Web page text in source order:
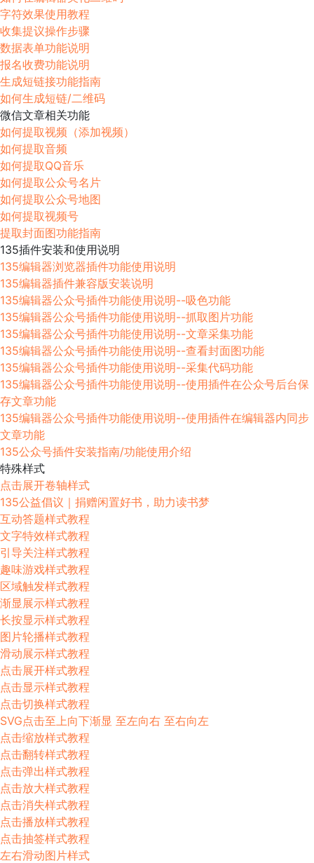
字符效果使用教程
收集提议操作步骤
数据表单功能说明
报名收费功能说明
生成短链接功能指南
如何生成短链/二维码
微信文章相关功能
如何提取视频（添加视频）
如何提取音频
如何提取QQ音乐
如何提取公众号名片
如何提取公众号地图
如何提取视频号
提取封面图功能指南
135插件安装和使用说明
135编辑器浏览器插件功能使用说明
135编辑器插件兼容版安装说明
135编辑器公众号插件功能使用说明--吸色功能
135编辑器公众号插件功能使用说明--抓取图片功能
135编辑器公众号插件功能使用说明--文章采集功能
135编辑器公众号插件功能使用说明--查看封面图功能
135编辑器公众号插件功能使用说明--采集代码功能
135编辑器公众号插件功能使用说明--使用插件在公众号后台保
存文章功能
135编辑器公众号插件功能使用说明--使用插件在编辑器内同步
文章功能
135公众号插件安装指南/功能使用介绍
特殊样式
点击展开卷轴样式
135公益倡议｜捐赠闲置好书，助力读书梦
互动答题样式教程
文字特效样式教程
引导关注样式教程
趣味游戏样式教程
区域触发样式教程
渐显展示样式教程
长按显示样式教程
图片轮播样式教程
滑动展示样式教程
点击展开样式教程
点击显示样式教程
点击切换样式教程
SVG点击至上向下渐显 至左向右 至右向左
点击缩放样式教程
点击翻转样式教程
点击弹出样式教程
点击放大样式教程
点击消失样式教程
点击播放样式教程
点击抽签样式教程
左右滑动图片样式